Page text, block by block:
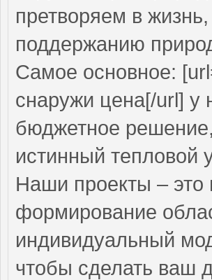
претворяем в
поддержанию
Самое основное:
снаружи цена[/url] у
бюджетное
истинный тепловой
Наши проекты – это
формирование
индивидуальный
чтобы сделать